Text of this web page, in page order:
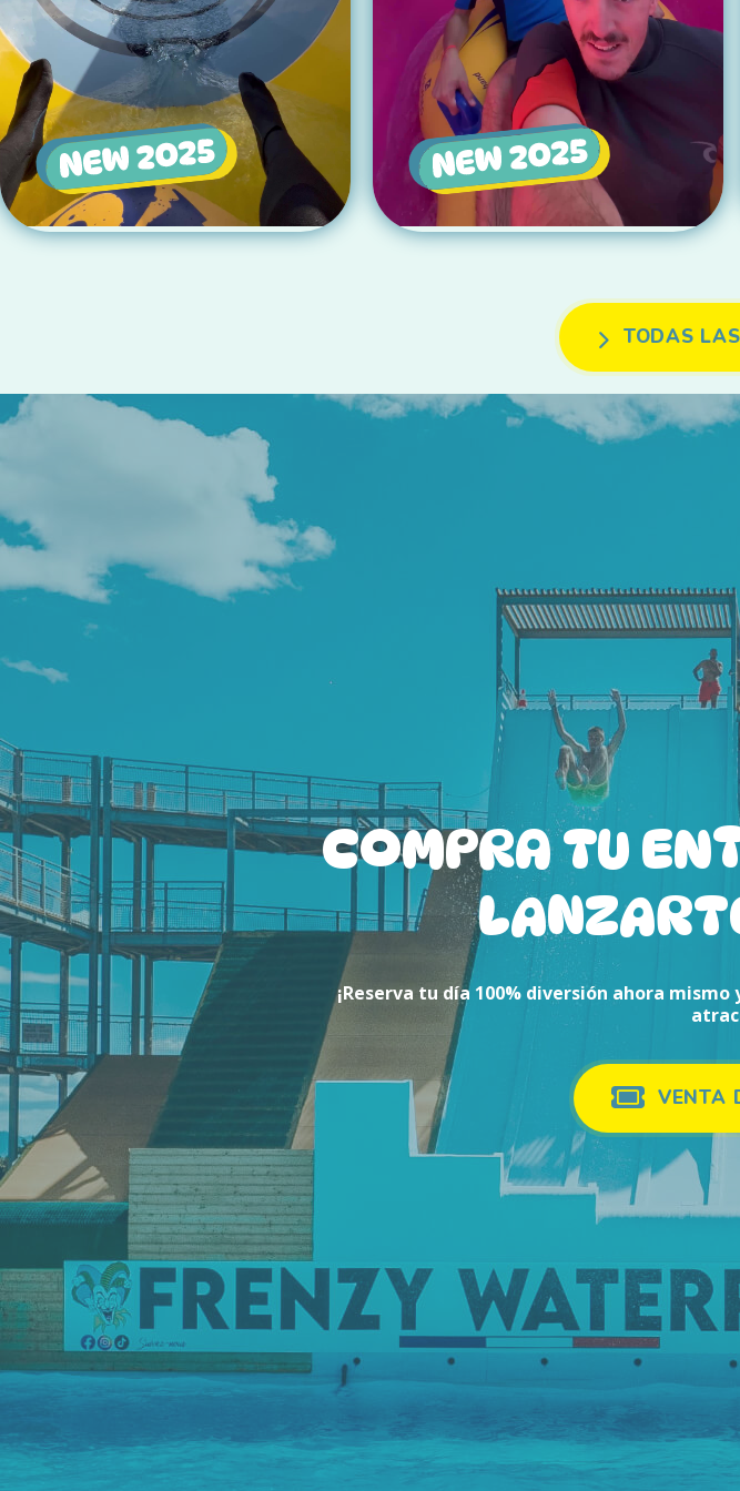
TODAS
COMPRA TU
¡Reserva tu día 100% diversión ahora
VENTA